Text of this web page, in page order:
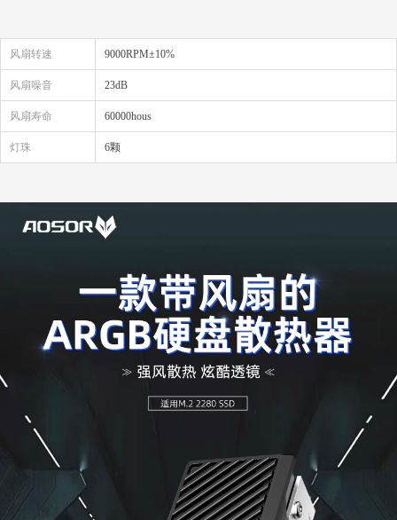
风扇转速 9000RPM±10%
风扇噪音 23dB
风扇寿命 60000hous
灯珠 6颗